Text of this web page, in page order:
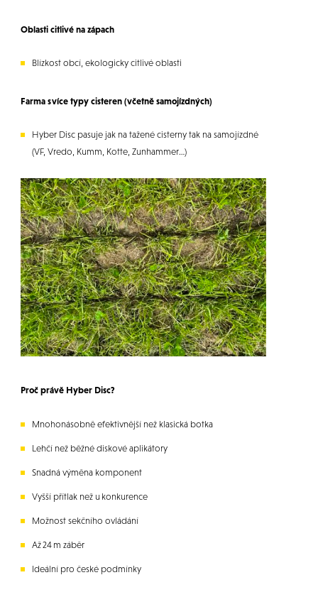
Oblasti citlivé na zápach
Blízkost obcí, ekologicky citlivé oblasti
Farma s více typy cisteren (včetně samojízdných)
Hyber Disc pasuje jak na tažené cisterny tak na samojízdné
(VF, Vredo, Kumm, Kotte, Zunhammer…)
Proč právě Hyber Disc?
Mnohonásobně efektivnější než klasická botka
Lehčí než běžné diskové aplikátory
Snadná výměna komponent
Vyšší přítlak než u konkurence
Možnost sekčního ovládání
Až 24 m záběr
Ideální pro české podmínky